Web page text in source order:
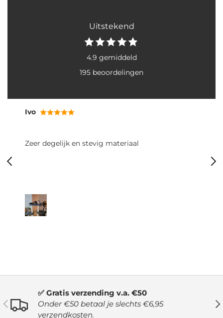
Uitstekend
4.9 gemiddeld
195 beoordelingen
RB
Fijne poepzakjes: makkelijk vast te pakken en
VORIGE
✅ Gratis verzending v.a. €50
Onder €50 betaal je slechts €6,95
verzendkosten.